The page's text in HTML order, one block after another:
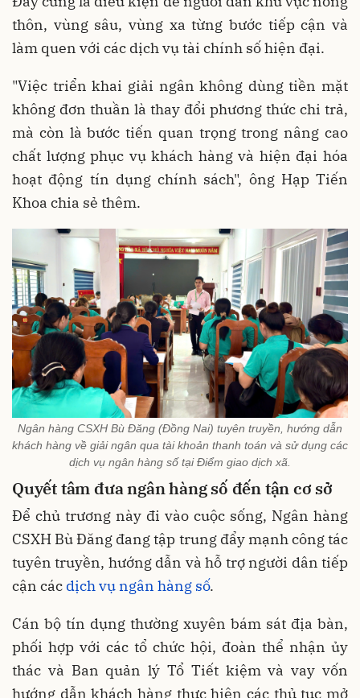
thôn, vùng sâu, vùng xa từng bước tiếp cận và
làm quen với các dịch vụ tài chính số hiện đại.
"Việc triển khai giải ngân không dùng tiền mặt
không đơn thuần là thay đổi phương thức chi trả,
mà còn là bước tiến quan trọng trong nâng cao
chất lượng phục vụ khách hàng và hiện đại hóa
hoạt động tín dụng chính sách", ông Hạp Tiến
Khoa chia sẻ thêm.
Ngân hàng CSXH Bù Đăng (Đồng Nai) tuyên truyền, hướng dẫn
khách hàng về giải ngân qua tài khoản thanh toán và sử dụng các
dịch vụ ngân hàng số tại Điểm giao dịch xã.
Quyết tâm đưa ngân hàng số đến tận cơ sở
Để chủ trương này đi vào cuộc sống, Ngân hàng
CSXH Bù Đăng đang tập trung đẩy mạnh công tác
tuyên truyền, hướng dẫn và hỗ trợ người dân tiếp
cận các dịch vụ ngân hàng số.
Cán bộ tín dụng thường xuyên bám sát địa bàn,
phối hợp với các tổ chức hội, đoàn thể nhận ủy
thác và Ban quản lý Tổ Tiết kiệm và vay vốn
hướng dẫn khách hàng thực hiện các thủ tục mở